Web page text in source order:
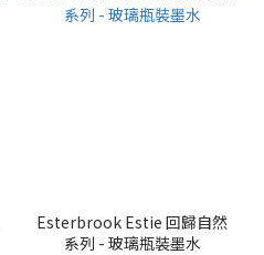
Esterbrook Estie 回歸自然
系列 - 玻璃瓶裝墨水